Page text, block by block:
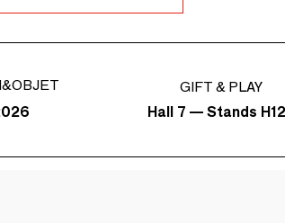
GIFT & PLAY
Hall 7 — Stands